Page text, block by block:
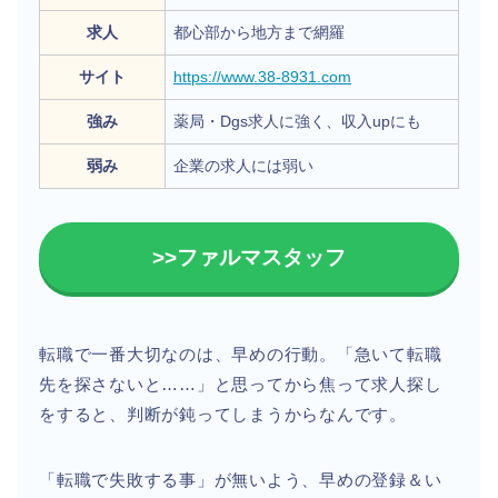
求人 都心部から地方まで網羅
サイト https://www.38-8931.com
強み 薬局・Dgs求人に強く、収入upにも
弱み 企業の求人には弱い
>>ファルマスタッフ
転職で一番大切なのは、早めの行動。「急いて転職
先を探さないと……」と思ってから焦って求人探し
をすると、判断が鈍ってしまうからなんです。
「転職で失敗する事」が無いよう、早めの登録＆い